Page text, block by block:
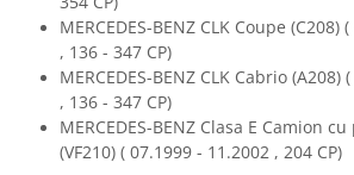
Fashion
Bijuterii
Ceasuri barbatesti
Ceasuri dama
Cutii, curele si accesorii ceasuri
MERCEDES-BENZ CLK Coupe (C208)
, 136 - 347 CP)
MERCEDES-BENZ CLK Cabrio (A208)
, 136 - 347 CP)
MERCEDES-BENZ Clasa E Camion
(VF210) ( 07.1999 - 11.2002 , 204 CP)